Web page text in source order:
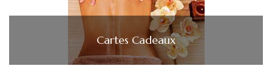
Cartes Cadeaux